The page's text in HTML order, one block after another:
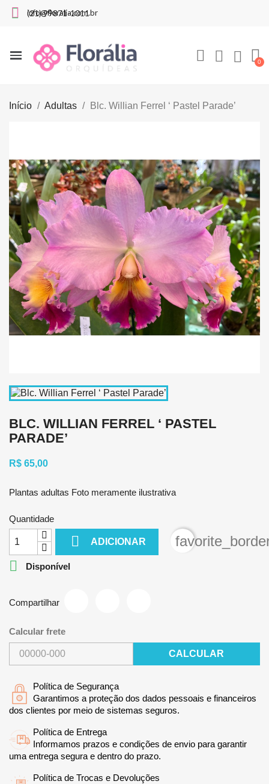
(21) 99871-1011
info@floralia.com.br
Início Adultas Blc. Willian Ferrel ‘ Pastel Parade’
BLC. WILLIAN FERREL ‘ PASTEL
PARADE’
R$ 65,00
Plantas adultas Foto meramente ilustrativa
Quantidade
 ADICIONAR

Disponível
Compartilhar
Calcular frete
CALCULAR
Política de Segurança
Garantimos a proteção dos dados pessoais e financeiros
dos clientes por meio de sistemas seguros.
Política de Entrega
Informamos prazos e condições de envio para garantir
uma entrega segura e dentro do prazo.
Política de Trocas e Devoluções